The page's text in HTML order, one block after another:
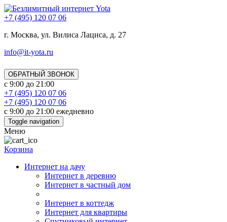
+7 (495) 120 07 06
г. Москва, ул. Вилиса Лациса, д. 27
info@it-yota.ru
ОБРАТНЫЙ ЗВОНОК
с 9:00 до 21:00
+7 (495) 120 07 06
+7 (495) 120 07 06
с 9:00 до 21:00 ежедневно
Toggle navigation
Меню
Корзина
Интернет на дачу
Интернет в деревню
Интернет в частный дом
Интернет в коттедж
Интернет для квартиры